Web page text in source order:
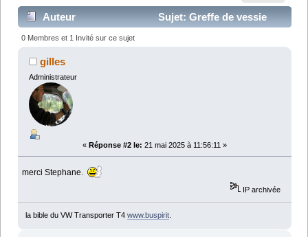
Auteur
Sujet: Greffe de vessie
réalisée avec succès aux États-Unis (Lu 15431 fois)
0 Membres et 1 Invité sur ce sujet
gilles
Administrateur
« Réponse #2 le: 21 mai 2025 à 11:56:11 »
merci Stephane.
IP archivée
la bible du VW Transporter T4 www.buspirit.